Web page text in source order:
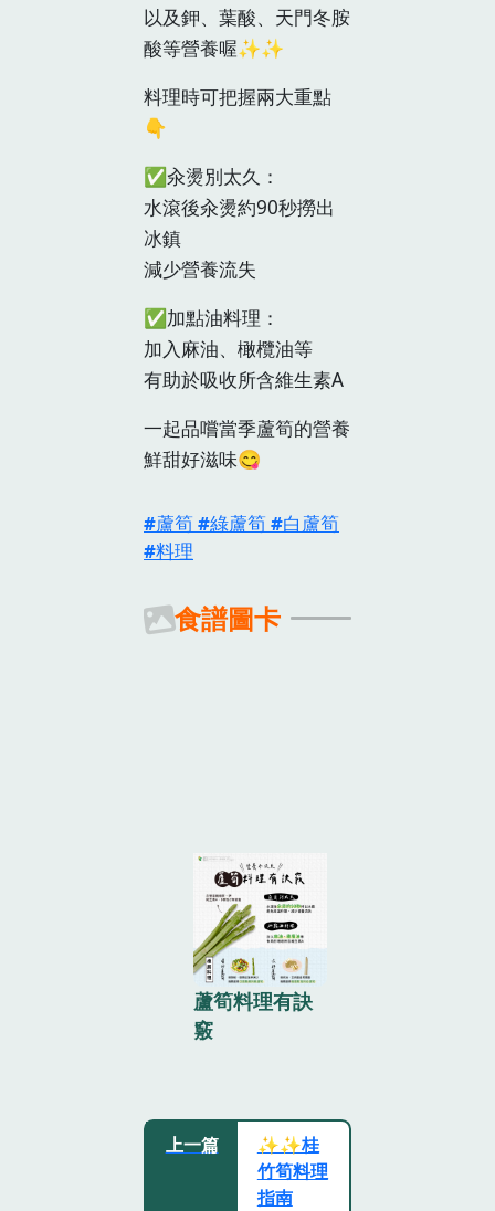
以及鉀、葉酸、天門冬胺
酸等營養喔✨✨
料理時可把握兩大重點
👇
✅汆燙別太久：
水滾後汆燙約90秒撈出
冰鎮
減少營養流失
✅加點油料理：
加入麻油、橄欖油等
有助於吸收所含維生素A
一起品嚐當季蘆筍的營養
鮮甜好滋味😋
蘆筍 綠蘆筍
白蘆筍
料理
食譜圖卡
蘆筍料理有訣
竅
上一篇
✨✨桂
竹筍料理
指南